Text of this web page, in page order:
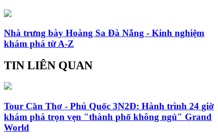
Nhà trưng bày Hoàng Sa Đà Nẵng - Kinh nghiệm
khám phá từ A-Z
TIN LIÊN QUAN
Tour Cần Thơ - Phú Quốc 3N2Đ: Hành trình 24 giờ
khám phá trọn vẹn "thành phố không ngủ" Grand
World